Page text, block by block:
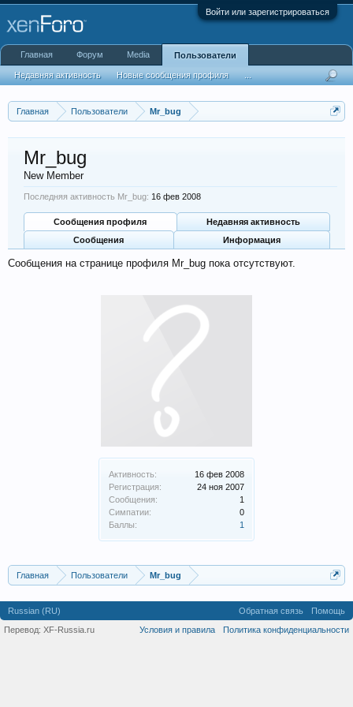
Войти или зарегистрироваться
Главная Пользователи Mr_bug
Активность:
16 фев 2008
Регистрация:
24 ноя 2007
Сообщения:
1
Симпатии:
0
Баллы:
1
Mr_bug
New Member
Последняя активность Mr_bug: 16 фев 2008
Сообщения профиля
Недавняя активность
Сообщения
Информация
Сообщения на странице профиля Mr_bug пока отсутствуют.
Главная Пользователи Mr_bug
Главная Форум Media Пользователи
Недавняя активность Новые сообщения профиля
Russian (RU) Обратная связь
Помощь
Условия и правила
Политика конфиденциальности
Перевод: XF-Russia.ru